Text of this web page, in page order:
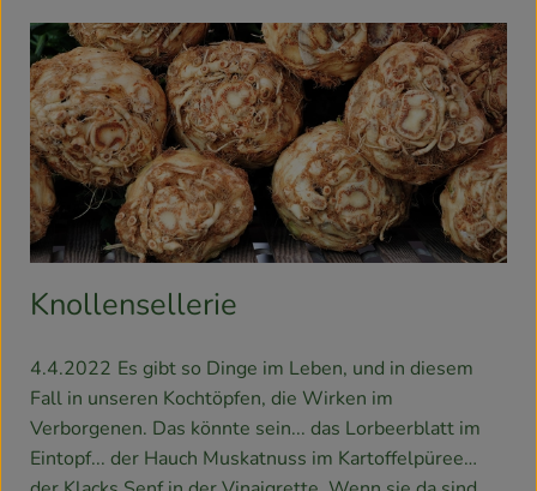
Knollensellerie
4.4.2022 Es gibt so Dinge im Leben, und in diesem
Fall in unseren Kochtöpfen, die Wirken im
Verborgenen. Das könnte sein... das Lorbeerblatt im
Eintopf... der Hauch Muskatnuss im Kartoffelpüree…